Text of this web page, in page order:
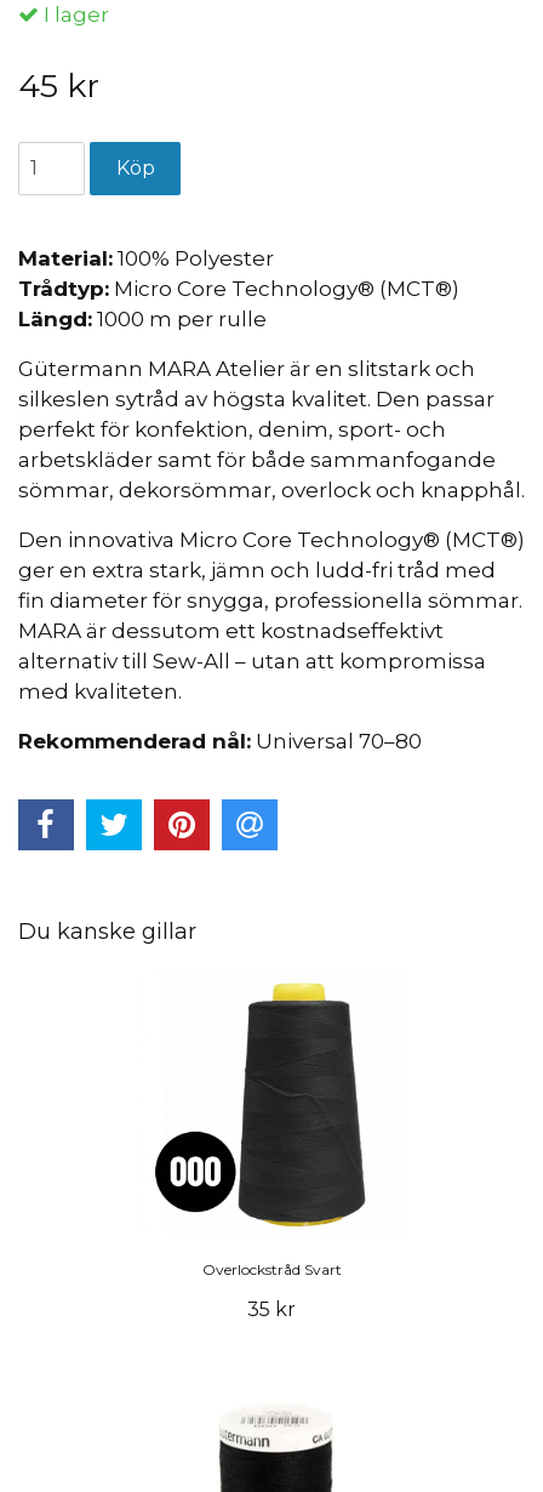
I lager
45 kr
Material: 100% Polyester
Trådtyp: Micro Core Technology® (MCT®)
Längd: 1000 m per rulle
Gütermann MARA Atelier är en slitstark och
silkeslen sytråd av högsta kvalitet. Den passar
perfekt för konfektion, denim, sport- och
arbetskläder samt för både sammanfogande
sömmar, dekorsömmar, overlock och knapphål.
Den innovativa Micro Core Technology® (MCT®)
ger en extra stark, jämn och ludd-fri tråd med
fin diameter för snygga, professionella sömmar.
MARA är dessutom ett kostnadseffektivt
alternativ till Sew-All – utan att kompromissa
med kvaliteten.
Rekommenderad nål: Universal 70–80
Du kanske gillar
Overlockstråd Svart
35 kr